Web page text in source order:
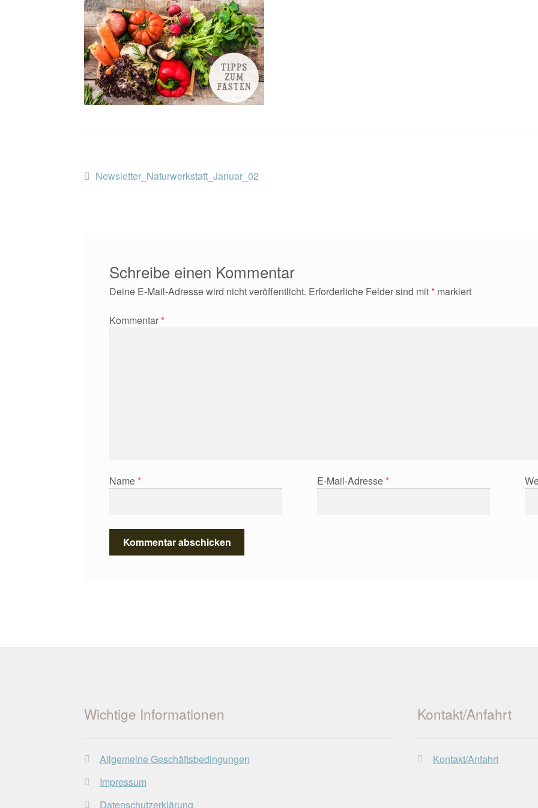
Beitragsnavigation
Vorheriger
Newsletter_Naturwerkstatt_Januar_02
Schreibe einen Kommentar
Deine E-Mail-Adresse wird nicht veröffentlicht. Erforderliche Felder sind mit*markiert
Kommentar*
Name* E-Mail-Adresse*
Wichtige Informationen
Allgemeine Geschäftsbedingungen
Impressum
Datenschutzerklärung
Kontakt/Anfahrt
Kontakt/Anfahrt